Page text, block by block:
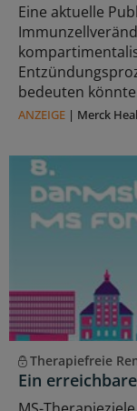
Eine aktuelle
bedeuten
ANZEIGE | Merck
Therapiefreie
Ein